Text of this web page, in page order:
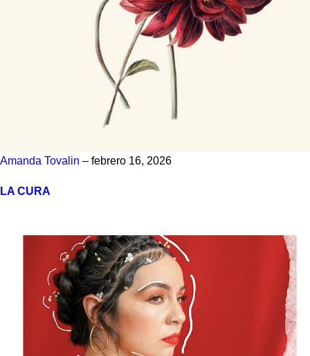
Amanda Tovalin – febrero 16, 2026
LA CURA